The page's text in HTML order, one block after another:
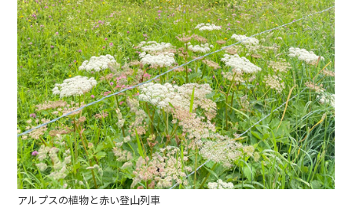
アルプスの植物と赤い登山列車